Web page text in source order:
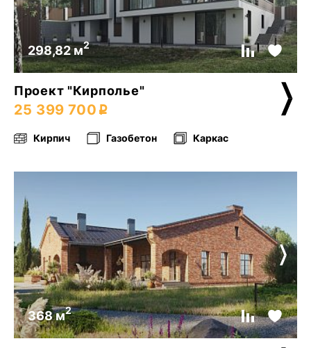
298,82 м2
Проект "Кирполье"
25 399 700
Кирпич Газобетон Каркас
368 м2